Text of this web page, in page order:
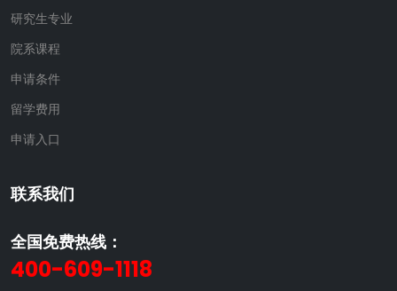
研究生专业
院系课程
申请条件
留学费用
申请入口
联系我们
全国免费热线：
400-609-1118